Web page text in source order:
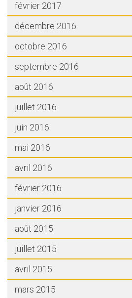
février 2017
décembre 2016
octobre 2016
septembre 2016
août 2016
juillet 2016
juin 2016
mai 2016
avril 2016
février 2016
janvier 2016
août 2015
juillet 2015
avril 2015
mars 2015